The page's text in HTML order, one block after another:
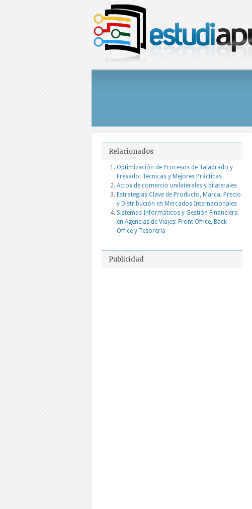
Relacionados
Optimización de Procesos de Taladrado y
Fresado: Técnicas y Mejores Prácticas
Actos de comercio unilaterales y bilaterales
Estrategias Clave de Producto, Marca, Precio
y Distribución en Mercados Internacionales
Sistemas Informáticos y Gestión Financiera
en Agencias de Viajes: Front Office, Back
Office y Tesorería
Publicidad